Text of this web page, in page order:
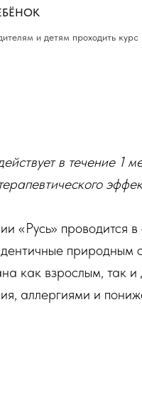
и детям проходить
в течение 1
«Русь» проводится
как взрослым, так
аллергиями и